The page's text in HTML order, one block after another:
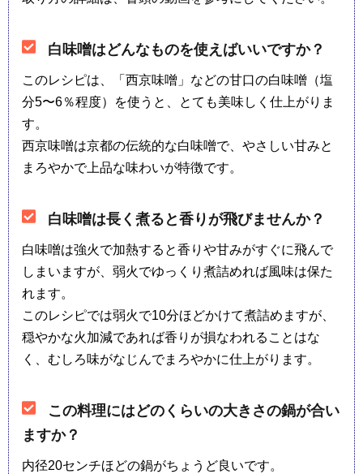
白味噌はどんなものを使えばいいですか？
このレシピは、「西京味噌」などの甘口の白味噌（塩
分5〜6％程度）を使うと、とても美味しく仕上がりま
す。
西京味噌は京都の伝統的な白味噌で、やさしい甘みと
まろやかで上品な味わいが特徴です。
白味噌は長く煮ると香りが飛びませんか？
白味噌は強火で加熱すると香りや甘みがすぐに飛んで
しまいますが、弱火でゆっくり煮詰めれば風味は保た
れます。
このレシピでは弱火で10分ほどかけて煮詰めますが、
穏やかな火加減であれば香りが損なわれることはな
く、むしろ味がなじんでまろやかに仕上がります。
この料理にはどのくらいの大きさの鍋が合い
ますか？
内径20センチほどの鍋がちょうど良いです。